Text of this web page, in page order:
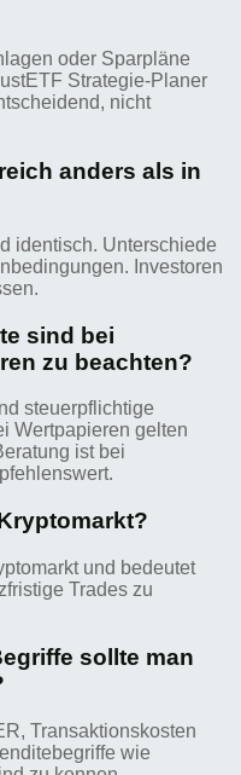
oder Sparpläne
Strategie-Planer
nicht
anders als in
identisch. Unterschiede
Investoren
sind bei
zu beachten?
steuerpflichtige
Wertpapieren gelten
ist bei
und bedeutet
Trades zu
sollte man
Transaktionskosten
wie